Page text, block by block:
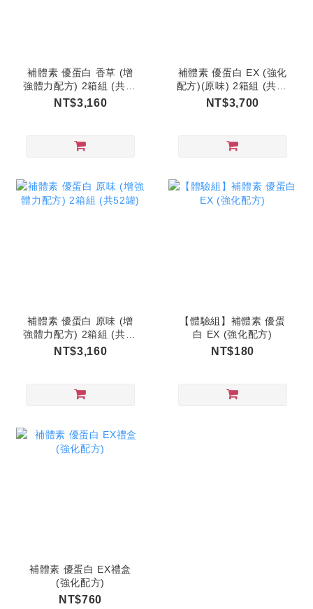
補體素 優蛋白 香草 (增
強體力配方) 2箱組 (共52
罐)
NT$3,160
補體素 優蛋白 EX (強化
配方)(原味) 2箱組 (共48
罐)
NT$3,700
補體素 優蛋白 原味 (增
強體力配方) 2箱組 (共52
罐)
NT$3,160
【體驗組】補體素 優蛋
白 EX (強化配方)
NT$180
補體素 優蛋白 EX禮盒
(強化配方)
NT$760